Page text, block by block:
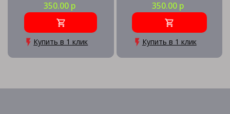
350.00 р
Купить в 1 клик
350.00 р
Купить в 1 клик